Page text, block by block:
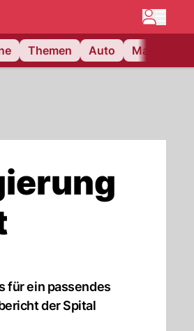
Themen Auto Matchcenter
für ein passendes
der Spital